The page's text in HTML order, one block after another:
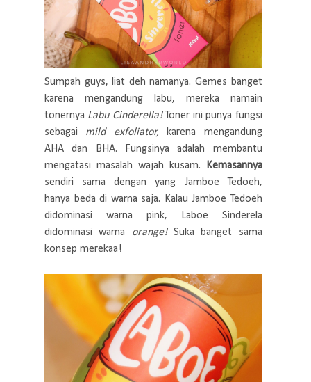
Sumpah guys, liat deh namanya. Gemes banget
karena mengandung labu, mereka namain
tonernya Labu Cinderella!Toner ini punya fungsi
sebagai mild exfoliator,karena mengandung
AHA dan BHA. Fungsinya adalah membantu
mengatasi masalah wajah kusam. Kemasannya
sendiri sama dengan yang Jamboe Tedoeh,
hanya beda di warna saja. Kalau Jamboe Tedoeh
didominasi warna pink, Laboe Sinderela
didominasi warna orange! Suka banget sama
konsep merekaa!